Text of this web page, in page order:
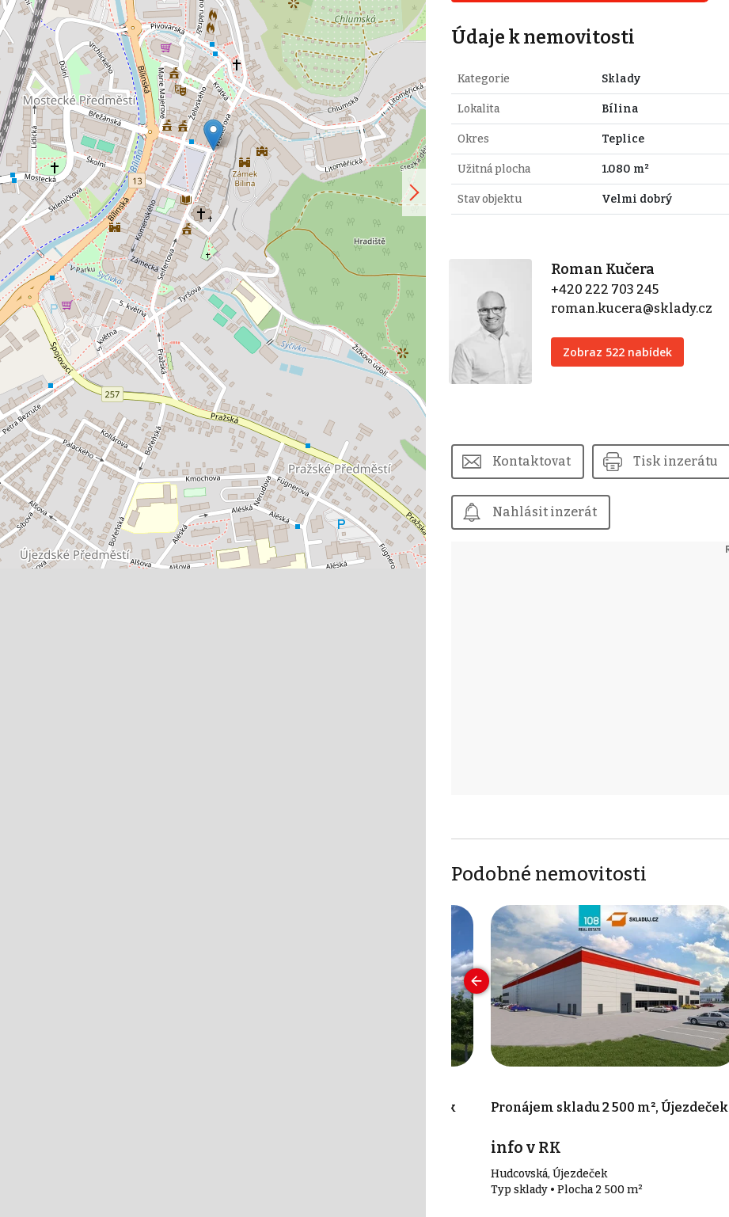
Údaje k nemovitosti
Kategorie Sklady
Lokalita Bílina
Okres Teplice
Užitná plocha 1.080 m²
Stav objektu Velmi dobrý
Roman Kučera
+420 222 703 245
roman.kucera@sklady.cz
Zobraz 522 nabídek
Kontaktovat Tisk inzerátu
Nahlásit inzerát
Podobné nemovitosti
Pronájem skladu 950 m², Újezdeček Pronájem skladu 2 500 m², Újezdeček
info v RK
Hudcovská, Újezdeček
Typ sklady • Plocha 2 500 m²